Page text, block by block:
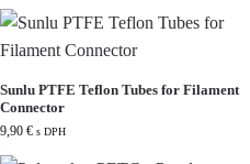
Sunlu PTFE Teflon Tubes for Filament
Connector
9,90 € s DPH